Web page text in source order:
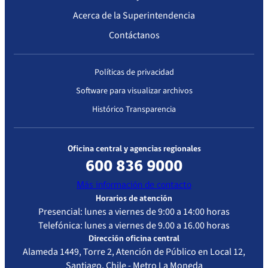
Acerca de la Superintendencia
Contáctanos
Políticas de privacidad
Software para visualizar archivos
Histórico Transparencia
Oficina central y agencias regionales
600 836 9000
Más información de contacto
Horarios de atención
Presencial: lunes a viernes de 9:00 a 14:00 horas
Telefónica: lunes a viernes de 9.00 a 16.00 horas
Dirección oficina central
Alameda 1449, Torre 2, Atención de Público en Local 12,
Santiago, Chile - Metro La Moneda